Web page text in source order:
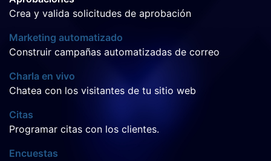
Crea y valida solicitudes de aprobación
Marketing automatizado
Construir campañas automatizadas de correo
Charla en vivo
Chatea con los visitantes de tu sitio web
Citas
Programar citas con los clientes.
Encuestas